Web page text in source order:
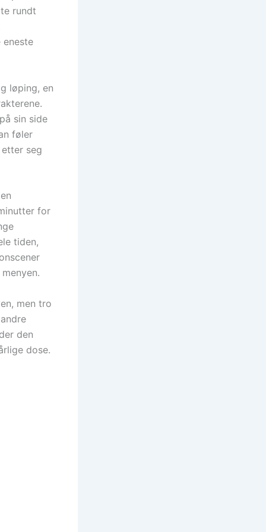
rundt
eneste
løping, en
sin side
føler
seg
for
tiden,
men tro
den
dose.